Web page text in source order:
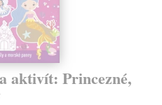
aktivít: Princezné,